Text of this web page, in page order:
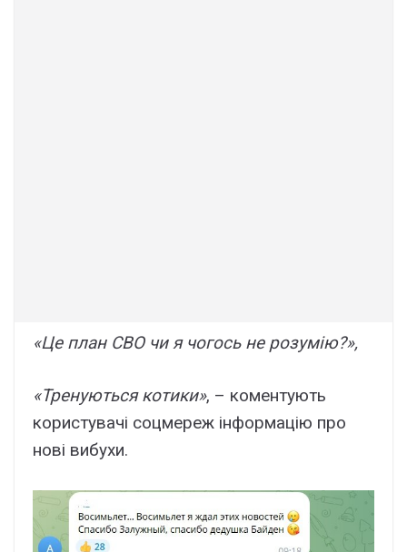
«Це план СВО чи я чогось не розумію?»,
«Тренуються котики», – коментують
користувачі соцмереж інформацію про
нові вибухи.